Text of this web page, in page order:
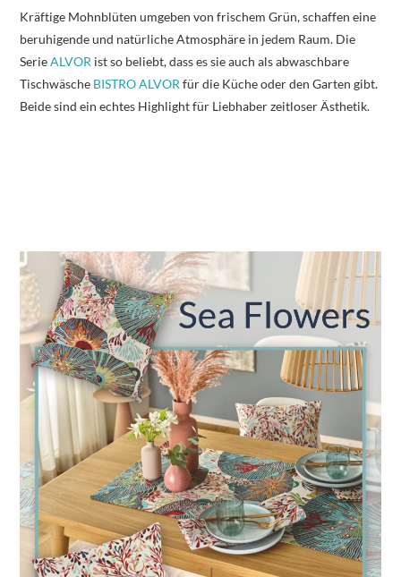
Kräftige Mohnblüten umgeben von frischem Grün, schaffen eine
beruhigende und natürliche Atmosphäre in jedem Raum. Die
SerieALVOR ist so beliebt, dass es sie auch als abwaschbare
Tischwäsche BISTRO ALVORfür die Küche oder den Garten gibt.
Beide sind ein echtes Highlight für Liebhaber zeitloser Ästhetik.